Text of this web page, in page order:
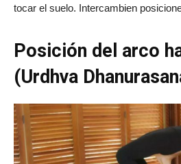
tocar el suelo. Intercambien
Posición del arco
(Urdhva